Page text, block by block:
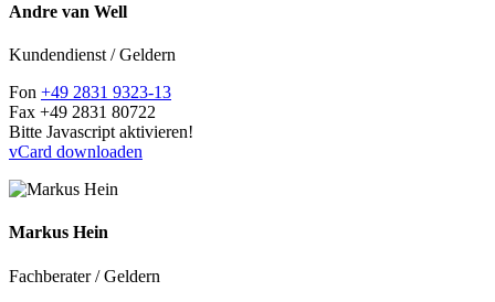
Andre van Well
Kundendienst / Geldern
Fon +49 2831 9323-13
Fax +49 2831 80722
Bitte Javascript aktivieren!
vCard downloaden
Markus Hein
Fachberater / Geldern